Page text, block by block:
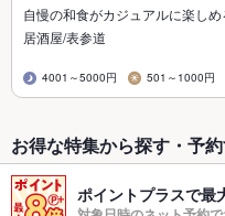
自慢の和食がカジュアルに楽し
居酒屋/表参道
4001～5000円 501～1000円
お得な特集から探す・予
ポイントプラスで最